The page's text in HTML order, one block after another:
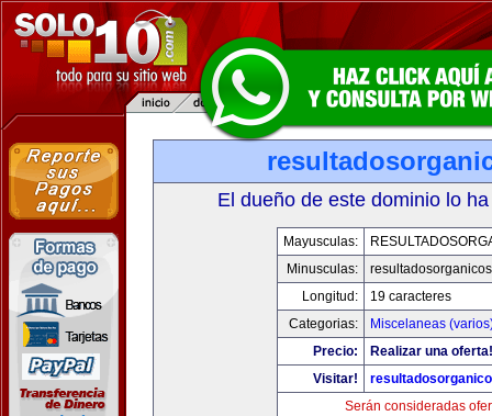
El dueño de este dominio lo
Mayusculas:
Minusculas:
Longitud:
19 caracteres
Categorias:
Miscelaneas
Precio:
Realizar una oferta!
Visitar!
Serán consideradas